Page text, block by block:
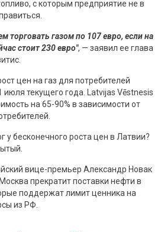
с которым предприятие не в
торговать газом по 107 евро, если на
стоит 230 евро", — заявил ее глава
цен на газ для потребителей
июля текущего года. Latvijas Vēstnesis
на 65-90% в зависимости от
у бесконечного роста цен в Латвии?
вице-премьер Александр Новак
прекратит поставки нефти в
поддержат лимит ценника на
из РФ.